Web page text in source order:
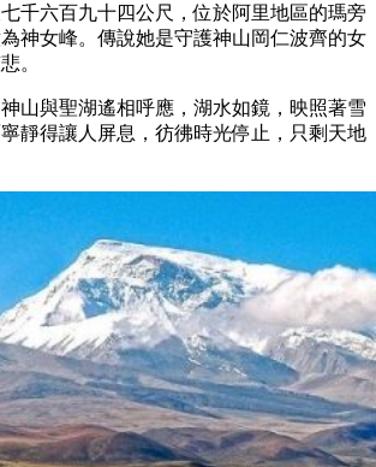
千六百九十四公尺，位於阿里地區的瑪旁
神女峰。傳說她是守護神山岡仁波齊的女
。
山與聖湖遙相呼應，湖水如鏡，映照著雪
靜得讓人屏息，彷彿時光停止，只剩天地